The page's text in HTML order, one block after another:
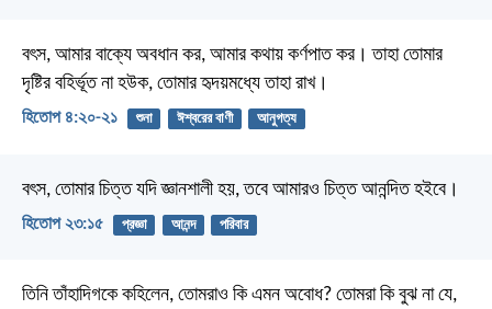
বৎস, আমার বাক্যে অবধান কর, আমার কথায় কর্ণপাত কর। তাহা তোমার
দৃষ্টির বহির্ভূত না হউক, তোমার হৃদয়মধ্যে তাহা রাখ।
হিতোপ ৪:২০-২১ শুনা ঈশ্বরের বাণী আনুগত্য
বৎস, তোমার চিত্ত যদি জ্ঞানশালী হয়,তবে আমারও চিত্ত আনন্দিত হইবে।
হিতোপ ২৩:১৫ প্রজ্ঞা আনন্দ পরিবার
তিনি তাঁহাদিগকে কহিলেন, তোমরাও কি এমন অবোধ? তোমরা কি বুঝ না যে,